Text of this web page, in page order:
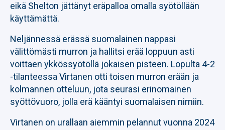
eikä Shelton jättänyt eräpalloa omalla syötöllään
käyttämättä.
Neljännessä erässä suomalainen nappasi
välittömästi murron ja hallitsi erää loppuun asti
voittaen ykkössyötöllä jokaisen pisteen. Lopulta 4-2
-tilanteessa Virtanen otti toisen murron erään ja
kolmannen otteluun, jota seurasi erinomainen
syöttövuoro, jolla erä kääntyi suomalaisen nimiin.
Virtanen on urallaan aiemmin pelannut vuonna 2024